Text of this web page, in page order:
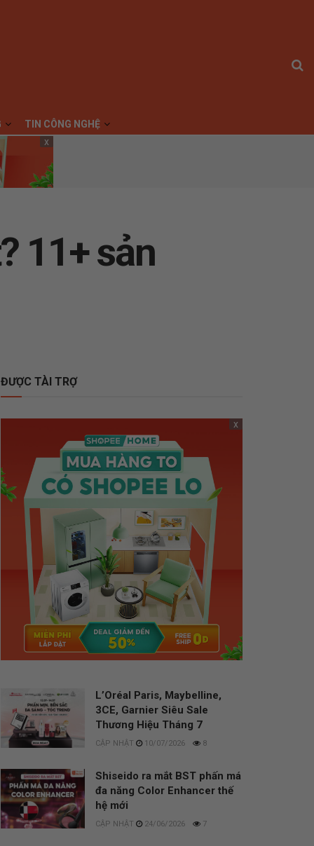
TIN CÔNG NGHỆ
x
11+ sản
ĐƯỢC TÀI TRỢ
x
L’Oréal Paris, Maybelline,
3CE, Garnier Siêu Sale
Thương Hiệu Tháng 7
10/07/2026 8
Shiseido ra mắt BST phấn má
đa năng Color Enhancer thế
hệ mới
24/06/2026 7